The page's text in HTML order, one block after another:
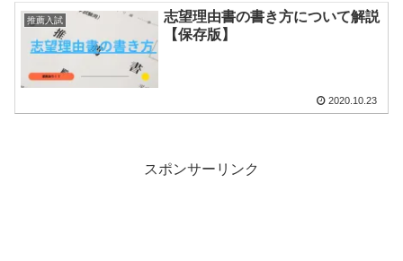
推薦入試
志望理由書の書き方について解説
【保存版】
2020.10.23
スポンサーリンク